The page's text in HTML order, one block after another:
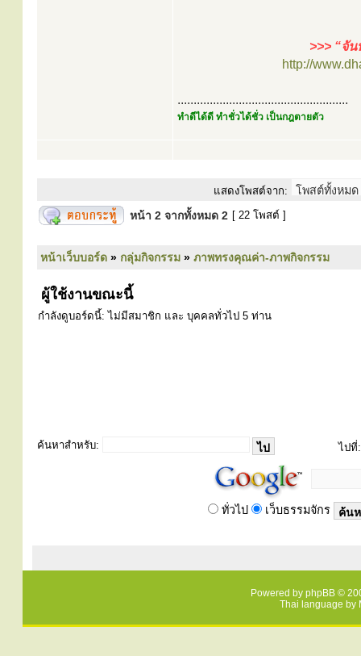
>>> “จั
http://
.....................................................
ทำดีได้ดี ทำชั่วได้ชั่ว เป็นกฎตายตัว
แสดงโพสต์จาก:
หน้า 2 จากทั้งหมด 2 [ 22 โพสต์ ]
หน้าเว็บบอร์ด » กลุ่มกิจกรรม » ภาพทรงคุณค่า-ภาพกิจกรรม
ผู้ใช้งานขณะนี้
กำลังดูบอร์ดนี้: ไม่มีสมาชิก และ บุคคลทั่วไป 5 ท่าน
ค้นหาสำหรับ: ไปที่:
ทั่วไป เว็บธรรมจักร
Powered by phpBB ©
Thai language by